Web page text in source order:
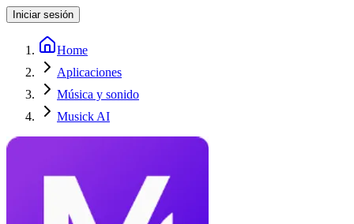
Iniciar sesión
Home
Aplicaciones
Música y sonido
Musick AI